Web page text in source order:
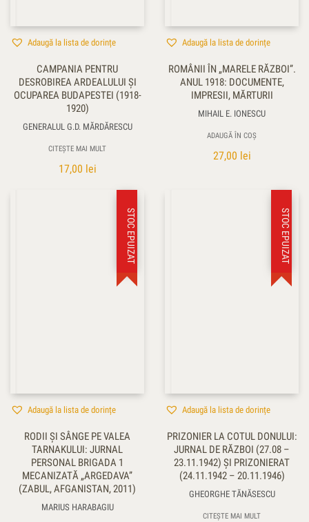
Adaugă la lista de dorințe
CAMPANIA PENTRU
DESROBIREA ARDEALULUI ŞI
OCUPAREA BUDAPESTEI (1918-
1920)
GENERALUL G.D. MĂRDĂRESCU
CITEȘTE MAI MULT
17,00 lei
Adaugă la lista de dorințe
ROMÂNII ÎN „MARELE RĂZBOI”.
ANUL 1918: DOCUMENTE,
IMPRESII, MĂRTURII
MIHAIL E. IONESCU
ADAUGĂ ÎN COȘ
27,00 lei
STOC EPUIZAT
Adaugă la lista de dorințe
RODII ŞI SÂNGE PE VALEA
TARNAKULUI: JURNAL
PERSONAL BRIGADA 1
MECANIZATĂ „ARGEDAVA”
(ZABUL, AFGANISTAN, 2011)
MARIUS HARABAGIU
STOC EPUIZAT
Adaugă la lista de dorințe
PRIZONIER LA COTUL DONULUI:
JURNAL DE RĂZBOI (27.08 –
23.11.1942) ŞI PRIZONIERAT
(24.11.1942 – 20.11.1946)
GHEORGHE TĂNĂSESCU
CITEȘTE MAI MULT